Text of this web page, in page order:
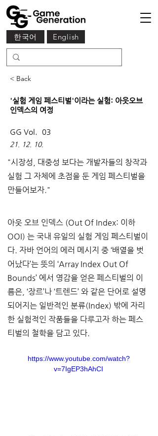
English
한국어
< Back
'실험 게임 페스티벌'이라는 실험: 아웃오브
인덱스의 여정
GG Vol. 03
21. 12. 10.
"시장성, 대중성 보다는 개발자들의 창작과
실험 그 자체에 초점을 둔 게임 페스티벌을
만들어보자."
아웃 오브 인덱스 (Out Of Index: 이하
OOI) 는 국내 유일의 실험 게임 페스티벌이
다. 자바 언어의 에러 메시지 중 ‘배열을 벗
어났다’는 뜻의 ‘Array Index Out Of
Bounds’ 에서 영감을 얻은 페스티벌의 이
름은, ‘장르’나 ‘트렌드’ 와 같은 단어로 설명
되어지는 일반적인 분류(Index) 밖에 자리
한 실험적인 작품들을 다루고자 하는 페스
티벌의 철학을 담고 있다.
https://www.youtube.com/watch?
v=7IgEP3hAhCI